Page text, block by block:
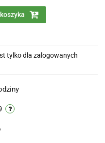
tylko dla zalogowanych